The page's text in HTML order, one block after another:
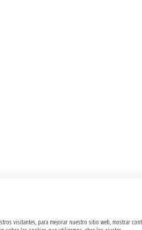
visitantes, para mejorar nuestro sitio web, mostrar